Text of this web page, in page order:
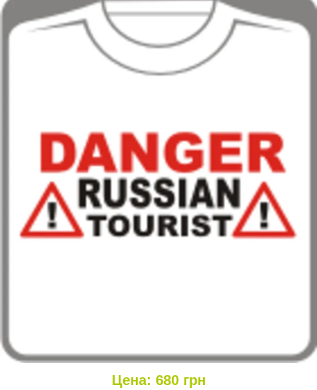
Цена: 680грн